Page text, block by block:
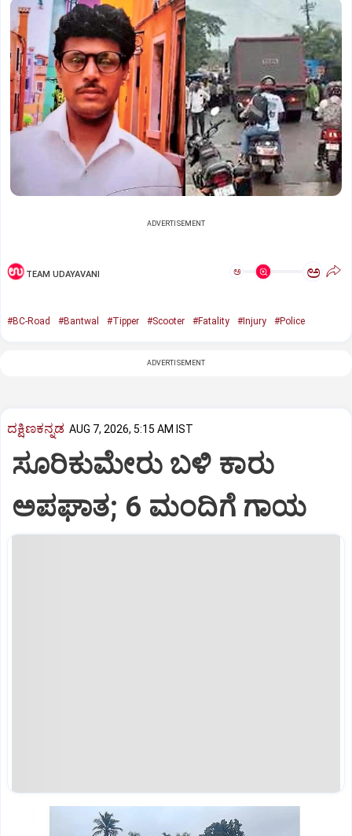
ADVERTISEMENT
TEAM UDAYAVANI ಅ ಅ
#BC-Road #Bantwal #Tipper #Scooter #Fatality #Injury #Police
ADVERTISEMENT
ದಕ್ಷಿಣಕನ್ನಡ AUG 7, 2026, 5:15 AM IST
ಸೂರಿಕುಮೇರು ಬಳಿ ಕಾರು
ಅಪಘಾತ; 6 ಮಂದಿಗೆ ಗಾಯ